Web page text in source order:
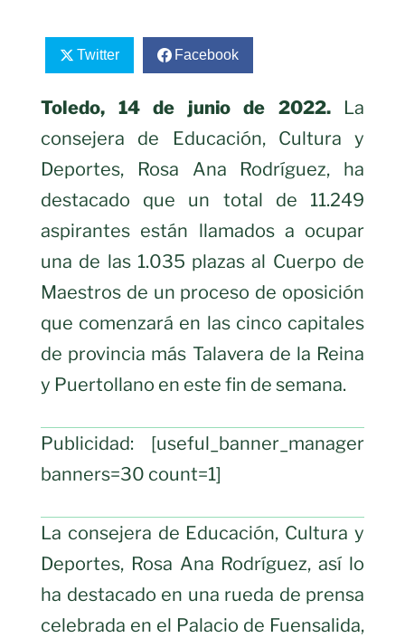
Twitter Facebook
Toledo, 14 de junio de 2022. La
consejera de Educación, Cultura y
Deportes, Rosa Ana Rodríguez, ha
destacado que un total de 11.249
aspirantes están llamados a ocupar
una de las 1.035 plazas al Cuerpo de
Maestros de un proceso de oposición
que comenzará en las cinco capitales
de provincia más Talavera de la Reina
y Puertollano en este fin de semana.
Publicidad: [useful_banner_manager
banners=30 count=1]
La consejera de Educación, Cultura y
Deportes, Rosa Ana Rodríguez, así lo
ha destacado en una rueda de prensa
celebrada en el Palacio de Fuensalida,